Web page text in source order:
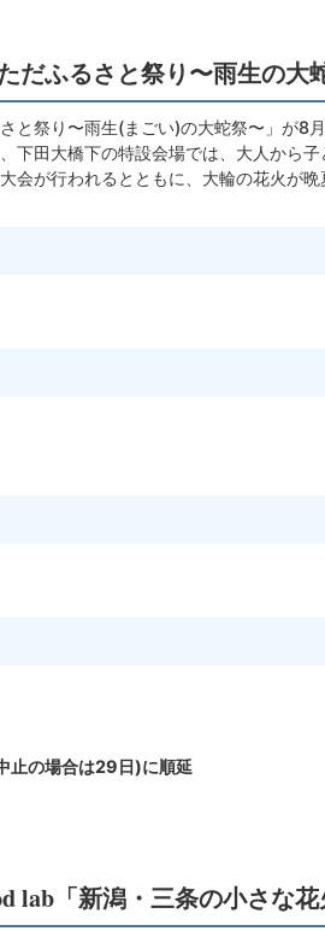
だふるさと祭り〜雨生の大
と祭り〜雨生(まごい)の大蛇祭〜」が8
下田大橋下の特設会場では、大人から
会が行われるとともに、大輪の花火が晩
止の場合は29日)に順延
lab「新潟・三条の小さな